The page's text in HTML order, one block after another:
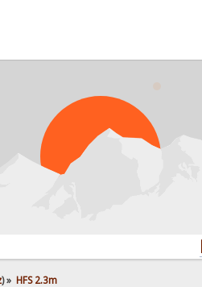
) » HFS 2.3m